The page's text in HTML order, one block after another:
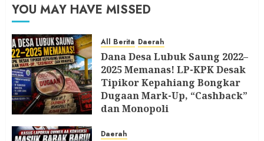
YOU MAY HAVE MISSED
All Berita Daerah
Dana Desa Lubuk Saung 2022–
2025 Memanas! LP-KPK Desak
Tipikor Kepahiang Bongkar
Dugaan Mark-Up, “Cashback”
dan Monopoli
Daerah